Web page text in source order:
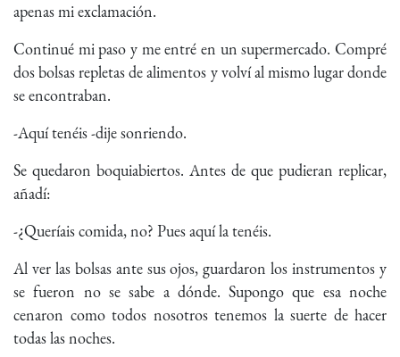
apenas mi exclamación.
Continué mi paso y me entré en un supermercado. Compré
dos bolsas repletas de alimentos y volví al mismo lugar donde
se encontraban.
-Aquí tenéis -dije sonriendo.
Se quedaron boquiabiertos. Antes de que pudieran replicar,
añadí:
-¿Queríais comida, no? Pues aquí la tenéis.
Al ver las bolsas ante sus ojos, guardaron los instrumentos y
se fueron no se sabe a dónde. Supongo que esa noche
cenaron como todos nosotros tenemos la suerte de hacer
todas las noches.